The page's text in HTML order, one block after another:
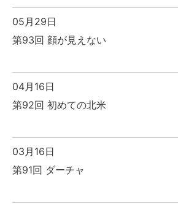
05月29日
第93回 顔が見えない
04月16日
第92回 初めての北米
03月16日
第91回 ダーチャ